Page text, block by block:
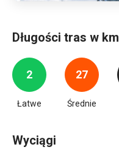
Długości tras w km
2
Łatwe
27
Średnie
Wyciągi